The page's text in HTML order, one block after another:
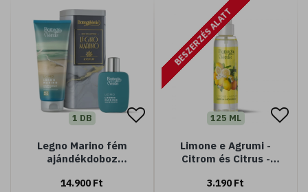
1 DB
Legno Marino fém
ajándékdoboz
14.900 Ft
BESZERZÉS ALATT
125 ML
Limone e Agrumi -
Citrom és Citrus -
ml)
3.190 Ft